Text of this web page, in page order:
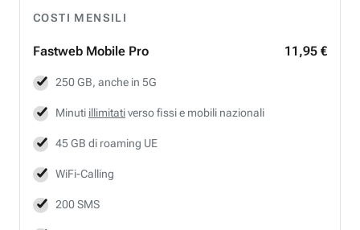
COSTI MENSILI
Fastweb Mobile Pro 11,95 €
250 GB, anche in 5G
Minuti illimitativerso fissi e mobili nazionali
45 GB di roaming UE
WiFi-Calling
200 SMS